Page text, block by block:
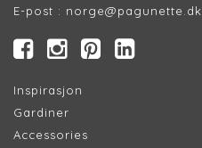
E-post : norge@pagunette.dk
Inspirasjon
Gardiner
Accessories